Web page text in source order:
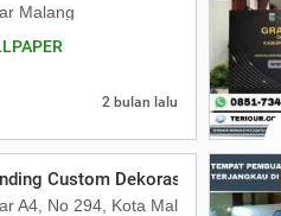
Malang
2 bulan lalu
Custom Dekorasi Puskesmas
A4, No 294, Kota Malang